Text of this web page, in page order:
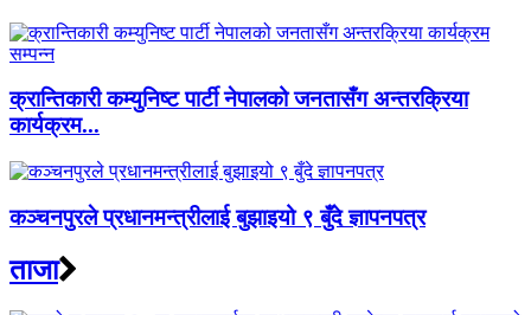
क्रान्तिकारी कम्युनिष्ट पार्टी नेपालको जनतासँग अन्तरक्रिया
कार्यक्रम...
कञ्चनपुरले प्रधानमन्त्रीलाई बुझाइयो ९ बुँदे ज्ञापनपत्र
ताजा